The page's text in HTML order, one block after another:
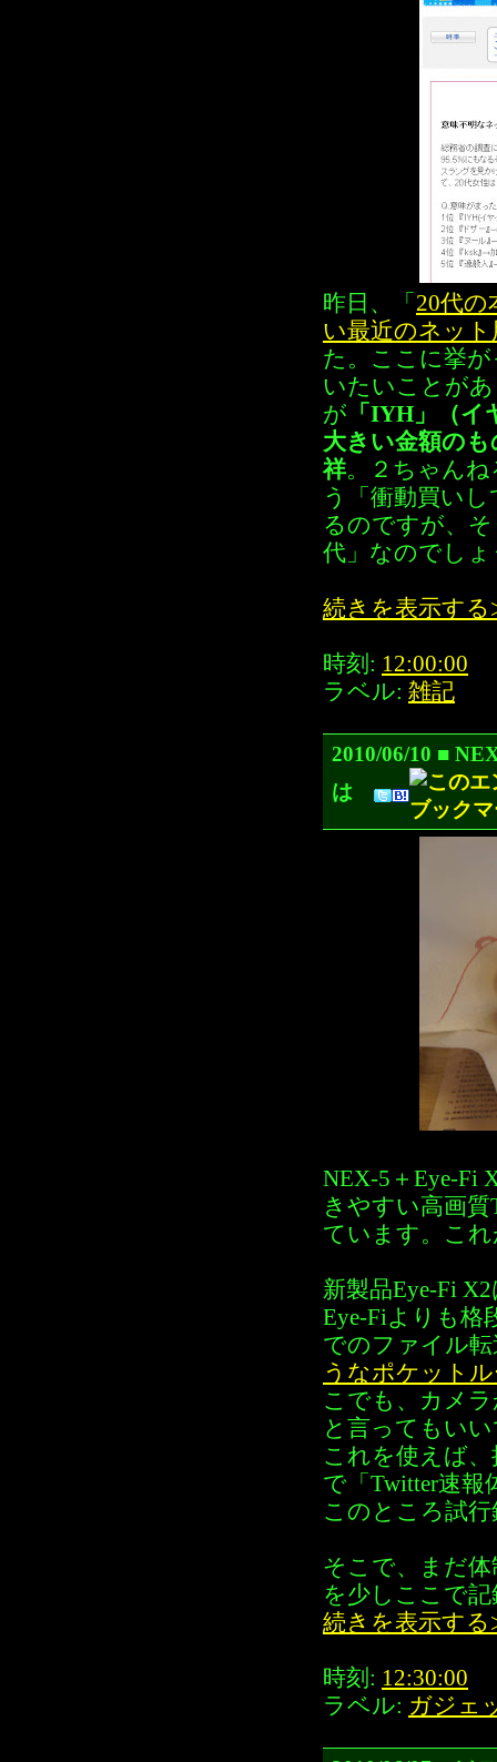
昨日、「 20代
い最近のネッ
た。ここに挙
いたいことが
が 「IYH」（
大きい金額の
祥。２ちゃん
う「衝動買い
るのですが、
代」なのでしょ
続きを表示す
時刻: 12:00:00
ラベル: 雑記
2010/06/10 ■
は
NEX-5＋Eye-Fi
きやすい高画
ています。こ
新製品Eye-Fi
Eye-Fiよりも格
でのファイル
うなポケット
こでも、カメ
と言ってもい
これを使えば
で「Twitter速
このところ試
そこで、まだ
を少しここで
続きを表示す
時刻: 12:30:00
ラベル: ガジェ